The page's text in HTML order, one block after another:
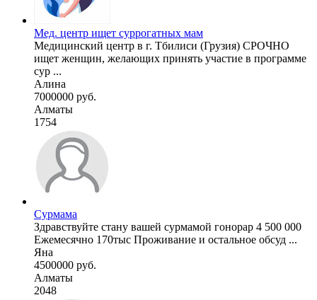
Мед. центр ищет суррогатных мам
Медицинский центр в г. Тбилиси (Грузия) СРОЧНО
ищет женщин, желающих принять участие в программе
сур ...
Алина
7000000 руб.
Алматы
1754
Сурмама
Здравствуйте стану вашей сурмамой гонорар 4 500 000
Ежемесячно 170тыс Проживание и остальное обсуд ...
Яна
4500000 руб.
Алматы
2048